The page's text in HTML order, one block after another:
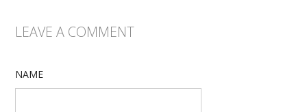
LEAVE A COMMENT
NAME